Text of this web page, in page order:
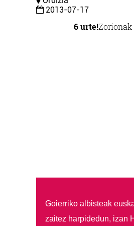
2013-07-17
6 urte!Zorionak
Goierriko albisteak
zaitez harpidedun, izan